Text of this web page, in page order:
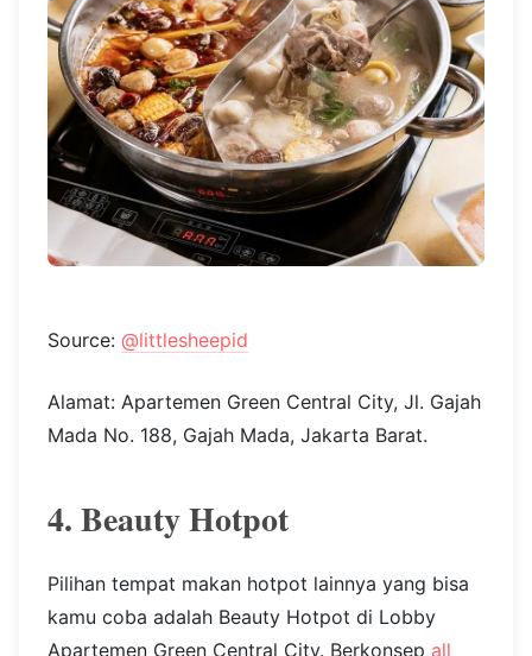
Source: @littlesheepid
Alamat: Apartemen Green Central City, Jl. Gajah
Mada No. 188, Gajah Mada, Jakarta Barat.
4. Beauty Hotpot
Pilihan tempat makan hotpot lainnya yang bisa
kamu coba adalah Beauty Hotpot di Lobby
Apartemen Green Central City. Berkonsep all